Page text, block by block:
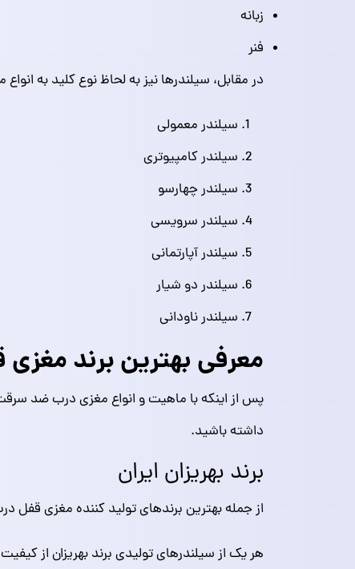
زبانه
فنر
در مقابل، سیلندرها نیز به لحاظ نوع کلید به
سیلندر معمولی
سیلندر کامپیوتری
سیلندر چهارسو
سیلندر سرویسی
سیلندر آپارتمانی
سیلندر دو شیار
سیلندر ناودانی
معرفی بهترین برند
پس از اینکه با ماهیت و انواع مغزی درب ضد
داشته باشید.
برند بهریزان ایران
از جمله بهترین برندهای تولید کننده مغزی قفل
هر یک از سیلندرهای تولیدی برند بهریزان از